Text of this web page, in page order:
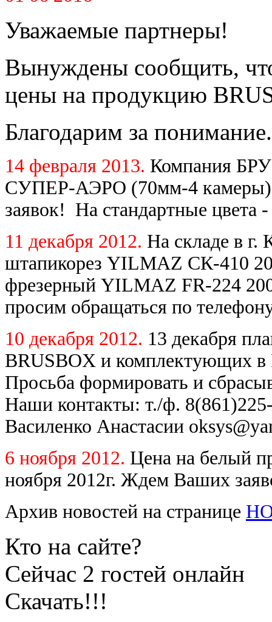
Уважаемые партнеры!
Вынуждены сообщить,
цены на продукцию
Благодарим за понимание.
14 февраля 2013. Компания
СУПЕР-АЭРО (70мм-4 камеры)
заявок! На стандартные цвета
11 декабря 2012. На складе в г.
штапикорез YILMAZ СК-410
фрезерный YILMAZ FR-224
просим обращаться по
10 декабря 2012. 13 декабря
BRUSBOX и комплектующих в
Просьба формировать и
Наши контакты: т./ф.
Василенко Анастасии
6 ноября 2012. Цена на белый
ноября 2012г. Ждем Ваших
Архив новостей на странице
Кто на сайте?
Сейчас 2 гостей онлайн
Скачать!!!